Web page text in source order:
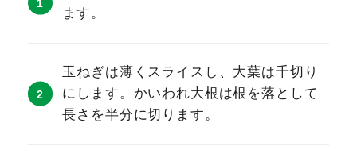
ます。
玉ねぎは薄くスライスし、大葉は千切り
にします。かいわれ大根は根を落として
長さを半分に切ります。